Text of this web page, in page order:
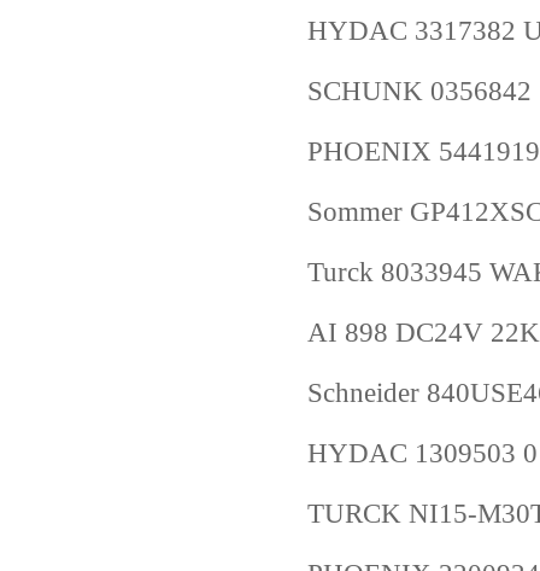
HYDAC 3317382
SCHUNK
PHOENIX 5441919
Sommer
Turck 8033945
AI 898 DC24V
Schneider
HYDAC 1309503
TURCK NI15-